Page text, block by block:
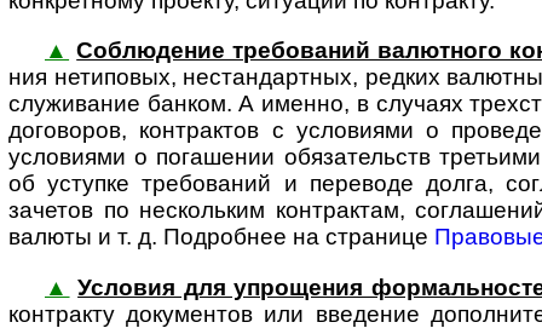
▲ Соблюдение требований валютного
ния нетиповых, нестандартных, редких
слу­жи­ва­ние банком. А именно, в случаях
договоров, контрактов с условиями о
условиями о погашении обязательств
об уступке требований и переводе долга,
зачетов по нескольким контрактам,
валюты и т. д. Подробнее на странице
▲ Условия для упрощения
кон­т­рак­ту документов или введение